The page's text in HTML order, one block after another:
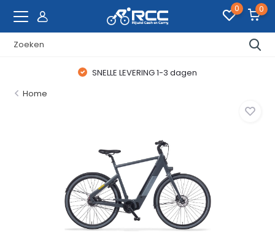
0 0
SNELLE LEVERING 1-3 dagen
Home